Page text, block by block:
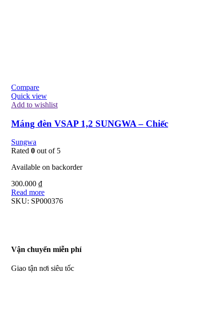
Compare
Quick view
Add to wishlist
Máng đèn VSAP 1,2 SUNGWA – Chiếc
Sungwa
Rated 0 out of 5
Available on backorder
300.000 ₫
Read more
SKU: SP000376
Vận chuyển miễn phí
Giao tận nơi siêu tốc